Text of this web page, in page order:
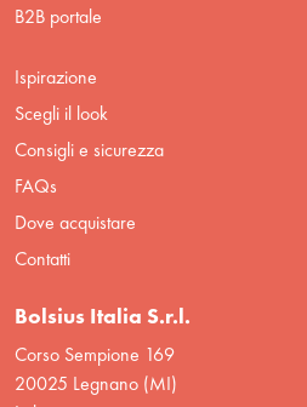
B2B portale
Ispirazione
Scegli il look
Consigli e sicurezza
FAQs
Dove acquistare
Contatti
Bolsius Italia S.r.l.
Corso Sempione 169
20025 Legnano (MI)